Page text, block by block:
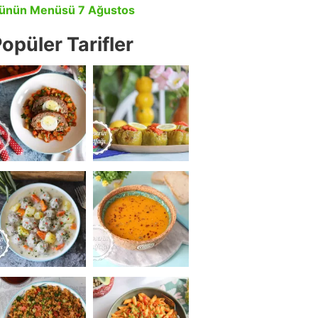
Menüsü 7 Ağustos
Tarifler